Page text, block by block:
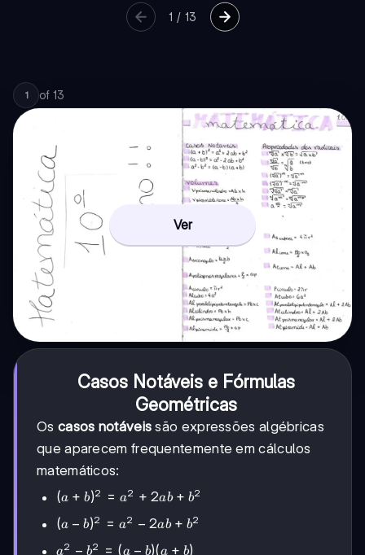
1 / 13
1 of 13
Ver
Casos Notáveis e Fórmulas
Geométricas
Os casos notáveis são expressões algébricas
que aparecem frequentemente em cálculos
matemáticos:
(a+b)^2
= a^2 +
2ab +
b^2
(a + b)2 = a2 + 2ab + b2
(a-
b)^2
(a − b)2 = a2 − 2ab + b2
a^2 -
a2 − b2 = (a − b)(a + b)